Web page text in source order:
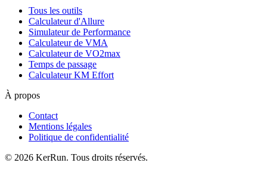
Tous les outils
Calculateur d'Allure
Simulateur de Performance
Calculateur de VMA
Calculateur de VO2max
Temps de passage
Calculateur KM Effort
À propos
Contact
Mentions légales
Politique de confidentialité
© 2026 KerRun. Tous droits réservés.